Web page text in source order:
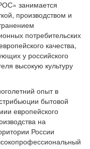
занимается
производством и
потребительских
качества,
у российского
высокую культуру
опыт в
бытовой
европейского
на
России